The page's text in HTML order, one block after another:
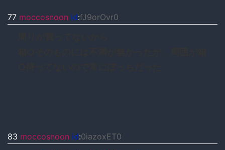
77 moccosnoon id:fJ9orOvr0
83 moccosnoon id:0iazoxET0